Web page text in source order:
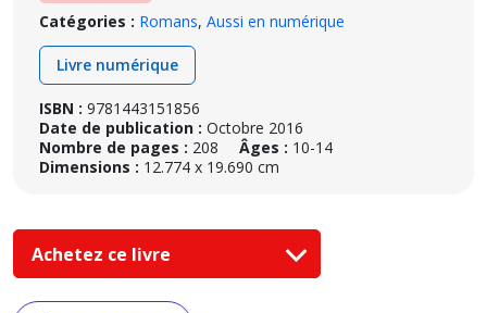
Catégories : Romans, Aussi en numérique
Livre numérique
ISBN : 9781443151856
Date de publication : Octobre 2016
Nombre de pages : 208 Âges : 10-14
Dimensions : 12.774 x 19.690 cm
Achetez ce livre